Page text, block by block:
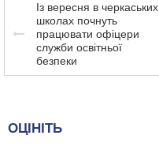
Із вересня в черкаських
школах почнуть
працювати офіцери
служби освітньої
безпеки